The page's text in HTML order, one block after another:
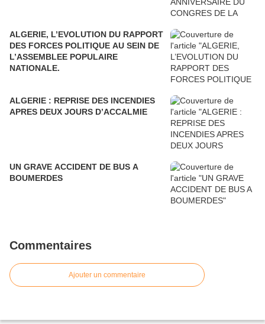
ALGERIE, L’EVOLUTION DU RAPPORT
DES FORCES POLITIQUE AU SEIN DE
L’ASSEMBLEE POPULAIRE
NATIONALE.
ALGERIE : REPRISE DES INCENDIES
APRES DEUX JOURS D’ACCALMIE
UN GRAVE ACCIDENT DE BUS A
BOUMERDES
Commentaires
Ajouter un commentaire